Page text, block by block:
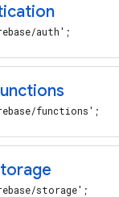
auth';
functions';
storage';